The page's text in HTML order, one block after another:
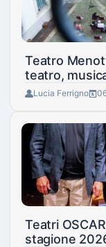
Teatro
teatro,
Lucia Ferrigno
Teatri
stagione